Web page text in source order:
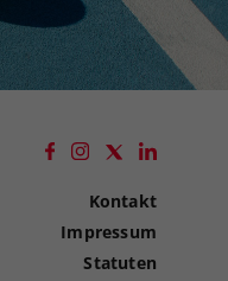
Kontakt
Impressum
Statuten